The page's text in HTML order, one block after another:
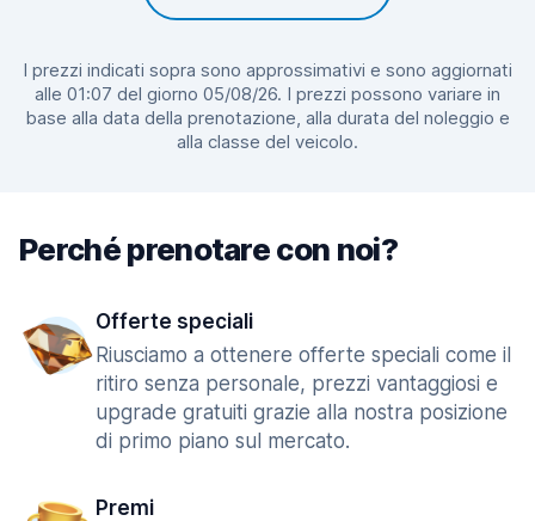
I prezzi indicati sopra sono approssimativi e sono aggiornati
alle 01:07 del giorno 05/08/26. I prezzi possono variare in
base alla data della prenotazione, alla durata del noleggio e
alla classe del veicolo.
Perché prenotare con noi?
Offerte speciali
Riusciamo a ottenere offerte speciali come il
ritiro senza personale, prezzi vantaggiosi e
upgrade gratuiti grazie alla nostra posizione
di primo piano sul mercato.
Premi